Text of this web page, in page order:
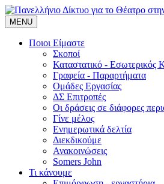
MENU
Ποιοι Είμαστε
Σκοποί
Καταστατικό - Εσωτερικός
Γραφεία - Παραρτήματα
Ομάδες Εργασίας
ΔΣ Επιτροπές
Οι δράσεις σε διάφορες
Γίνε μέλος
Ενημερωτικά δελτία
Διεκδικούμε
Ανακοινώσεις
Somers John
Τι κάνουμε